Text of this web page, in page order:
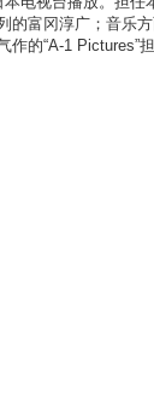
富冈淳广；音乐
的“A-1 Pictures”